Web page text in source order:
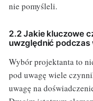
nie pomyśleli.
2.2 Jakie kluczowe
uwzględnić
Wybór projektanta to
pod uwagę wiele
uwagę na